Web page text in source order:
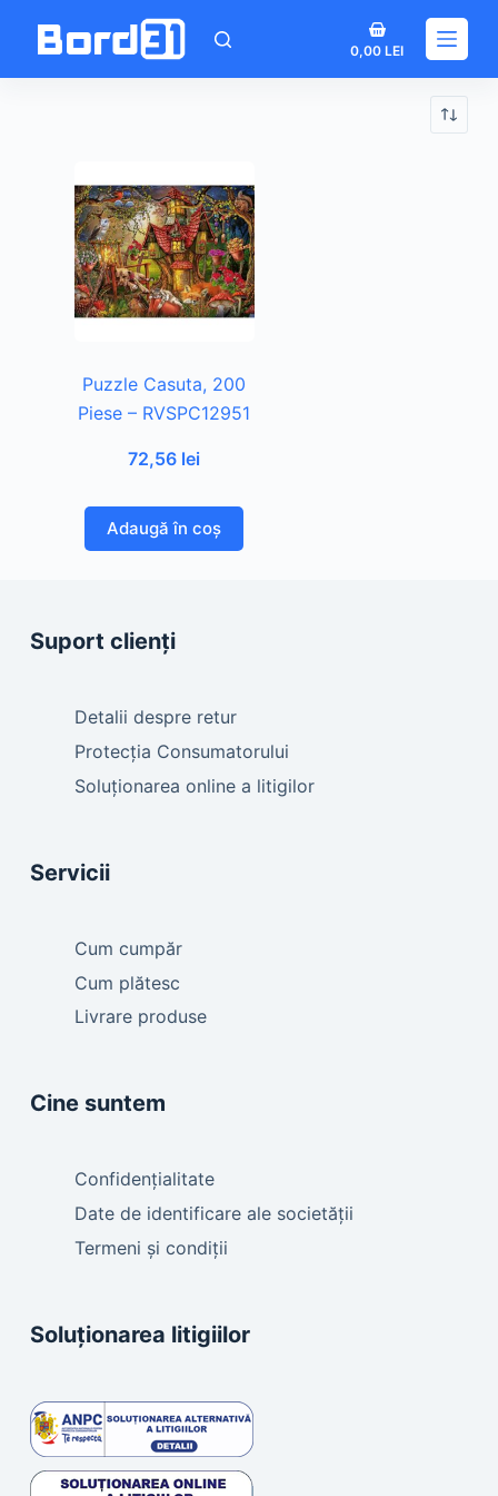
Coș
de
cumpărături
0,00LEI
Puzzle Casuta, 200
Piese – RVSPC12951
72,56 lei
Adaugă în coș
Suport clienți
Detalii despre retur
Protecția Consumatorului
Soluționarea online a litigilor
Servicii
Cum cumpăr
Cum plătesc
Livrare produse
Cine suntem
Confidențialitate
Date de identificare ale societății
Termeni și condiții
Soluționarea litigiilor